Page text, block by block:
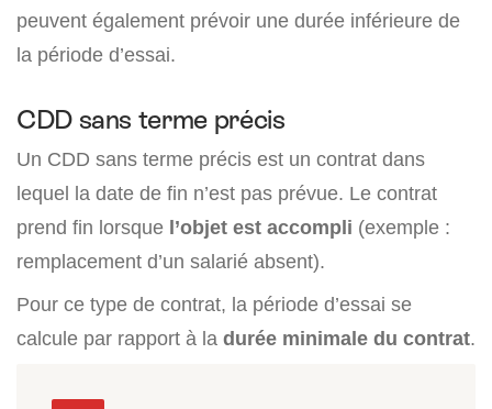
peuvent également prévoir une durée inférieure de
la période d’essai.
CDD sans terme précis
Un CDD sans terme précis est un contrat dans
lequel la date de fin n’est pas prévue. Le contrat
prend fin lorsque l’objet est accompli (exemple :
remplacement d’un salarié absent).
Pour ce type de contrat, la période d’essai se
calcule par rapport à la durée minimale du contrat.